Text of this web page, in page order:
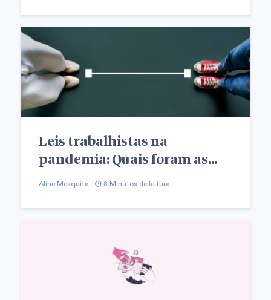
Leis trabalhistas na
pandemia: Quais foram as...
Aline Mesquita 8 Minutos de leitura